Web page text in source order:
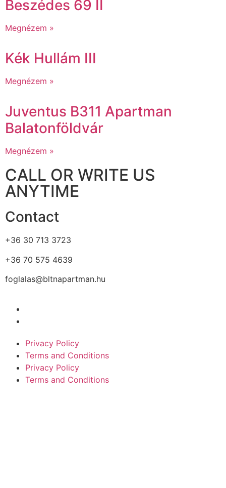
Beszédes 69 II
Megnézem »
Kék Hullám III
Megnézem »
Juventus B311 Apartman
Balatonföldvár
Megnézem »
CALL OR WRITE US
ANYTIME
Contact
+36 30 713 3723
+36 70 575 4639
foglalas@bltnapartman.hu
Privacy Policy
Terms and Conditions
Privacy Policy
Terms and Conditions